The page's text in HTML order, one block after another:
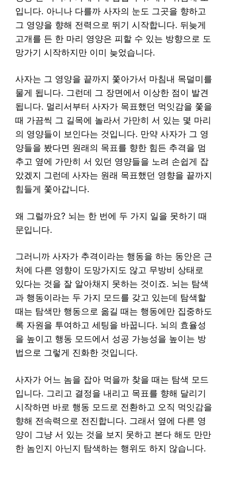
입니다. 아니나 다를까 사자의 눈도 그곳을 향하고
그 영양을 향해 전력으로 뛰기 시작합니다. 뒤늦게
고개를 든 한 마리 영양은 피할 수 있는 방향으로 도
망가기 시작하지만 이미 늦었습니다.
사자는 그 영양을 끝까지 쫓아가서 마침내 목덜미를
물게 됩니다. 그런데 그 장면에서 이상한 점이 발견
됩니다. 멀리서부터 사자가 목표했던 먹잇감을 쫓을
때 가끔씩 그 길목에 놀라서 가만히 서 있는 몇 마리
의 영양들이 보인다는 것입니다. 만약 사자가 그 영
양들을 봤다면 원래의 목표를 향한 힘든 추격을 멈
추고 옆에 가만히 서 있던 영양들을 노려 손쉽게 잡
았겠지 그런데 사자는 원래 목표했던 영향을 끝까지
힘들게 쫓아갑니다.
왜 그럴까요? 뇌는 한 번에 두 가지 일을 못하기 때
문입니다.
그러니까 사자가 추격이라는 행동을 하는 동안은 근
처에 다른 영향이 도망가지도 않고 무방비 상태로
있다는 것을 잘 알아채지 못하는 것이죠. 뇌는 탐색
과 행동이라는 두 가지 모드를 갖고 있는데 탐색할
때는 탐색만 행동으로 옮길 때는 행동에만 집중하도
록 자원을 투여하고 세팅을 바꿉니다. 뇌의 효율성
을 높이고 행동 모드에서 성공 가능성을 높이는 방
법으로 그렇게 진화한 것입니다.
사자가 어느 놈을 잡아 먹을까 찾을 때는 탐색 모드
입니다. 그리고 결정을 내리고 목표를 향해 달리기
시작하면 바로 행동 모드로 전환하고 오직 먹잇감을
향해 전속력으로 전진합니다. 그래서 옆에 다른 영
양이 그냥 서 있는 것을 보지 못하고 본다 해도 만만
한 놈인지 아닌지 탐색하는 행위도 하지 않습니다.